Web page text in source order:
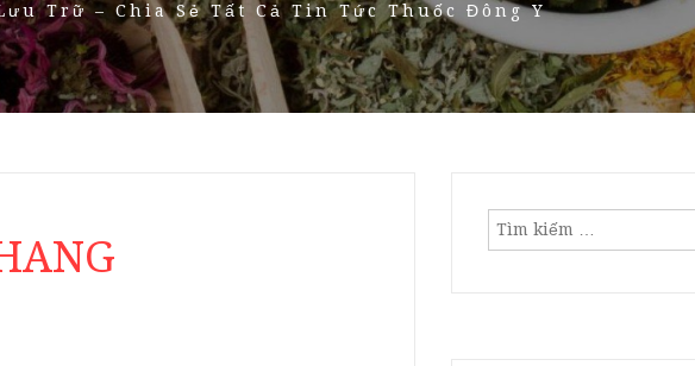
Trữ – Chia Sẻ Tất Cả Tin Tức Thuốc Đông Y
Tìm